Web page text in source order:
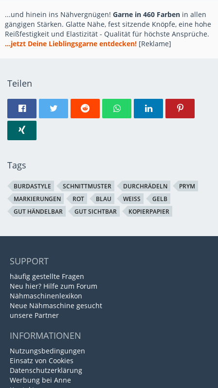
...und hinein ins Nähvergnügen! Garne in 460 Farben in allen
gängigen Stärken. Glatte Nähe, fest sitzende Knöpfe, eine hohe
Reißfestigkeit und Elastizität - Qualität für höchste Ansprüche.
...jetzt Deine Lieblingsgarne entdecken! [Reklame]
Teilen
Tags
BURDASTYLE SCHNITTMUSTER DURCHRÄDELN
PRYM
MARKIERUNGEN
ROT BLAU WEISS
GELB
GUT HÄNDELBAR
GUT SICHTBAR KOPIERPAPIER
SUPPORT
häufig gestellte Fragen
Neu hier? Hilfe zum Forum
Nähmaschinenlexikon
Neue Nähmaschine gesucht
unsere Partner
INFORMATIONEN
Nutzungsbedingungen
Einsatz von Cookies
Datenschutzerklärung
Werbung bei Anne